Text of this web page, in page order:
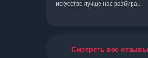
искусстве лучше нас разбира...
Смотреть все отзывы